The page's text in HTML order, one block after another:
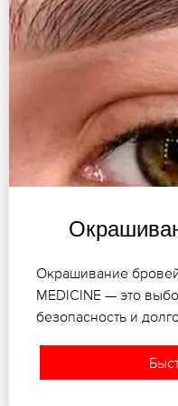
Окрашивание
MEDICINE — это
безопасность и